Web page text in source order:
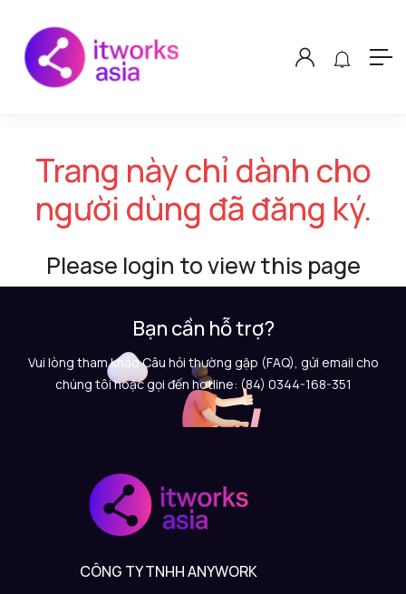
Trang này chỉ dành cho
người dùng đã đăng ký.
Please login to view this page
Bạn cần hỗ trợ?
Vui lòng tham khảo Câu hỏi thường gặp (FAQ), gửi email cho
chúng tôi hoặc gọi đến hotline: (84) 0344-168-351
CÔNG TY TNHH ANYWORK